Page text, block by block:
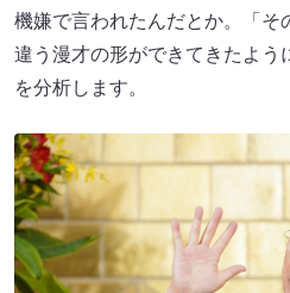
機嫌で言われたんだとか。「そ
違う漫才の形ができてきたよう
を分析します。